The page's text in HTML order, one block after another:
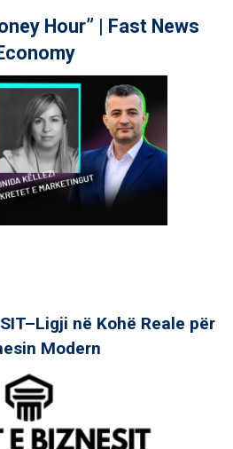
Hour” | Fast News
në Kohë Reale për
Modern